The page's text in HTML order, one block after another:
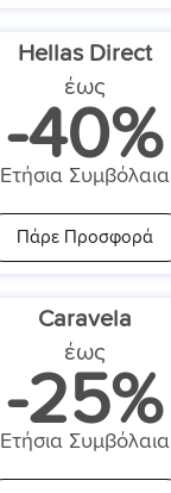
Hellas Direct
έως
-40%
Ετήσια Συμβόλαια
Πάρε Προσφορά
Caravela
έως
-25%
Ετήσια Συμβόλαια